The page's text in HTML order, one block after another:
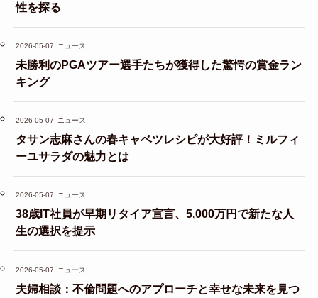
性を探る
2026-05-07 ニュース
未勝利のPGAツアー選手たちが獲得した驚愕の賞金ラン
キング
2026-05-07 ニュース
タサン志麻さんの春キャベツレシピが大好評！ミルフィ
ーユサラダの魅力とは
2026-05-07 ニュース
38歳IT社員が早期リタイア宣言、5,000万円で新たな人
生の選択を提示
2026-05-07 ニュース
夫婦相談：不倫問題へのアプローチと幸せな未来を見つ